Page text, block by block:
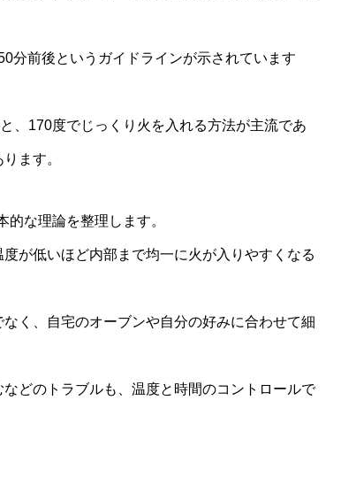
分前後というガイドラインが示されています
、170度でじっくり火を入れる方法が主流であ
ます。
な理論を整理します。
が低いほど内部まで均一に火が入りやすくなる
く、自宅のオーブンや自分の好みに合わせて細
どのトラブルも、温度と時間のコントロールで